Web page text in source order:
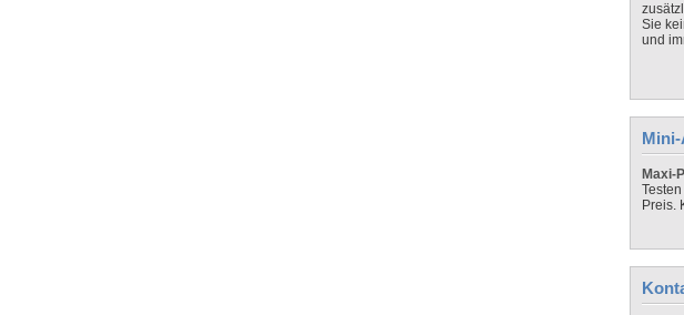
Sie
und
Maxi-
Preis.